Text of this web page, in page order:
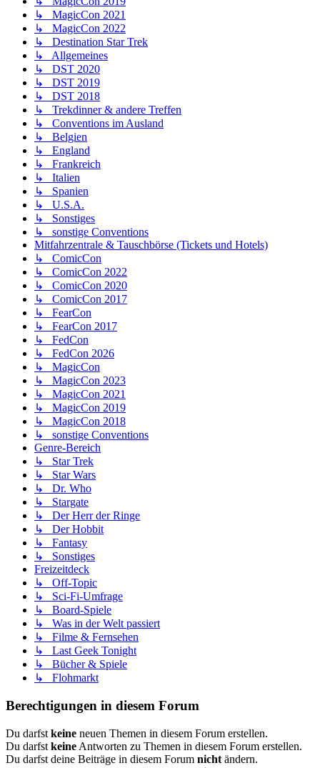
↳ MagicCon 2021
↳ MagicCon 2022
↳ Destination Star Trek
↳ Allgemeines
↳ DST 2020
↳ DST 2019
↳ DST 2018
↳ Trekdinner & andere Treffen
↳ Conventions im Ausland
↳ Belgien
↳ England
↳ Frankreich
↳ Italien
↳ Spanien
↳ U.S.A.
↳ Sonstiges
↳ sonstige Conventions
Mitfahrzentrale & Tauschbörse (Tickets und Hotels)
↳ ComicCon
↳ ComicCon 2022
↳ ComicCon 2020
↳ ComicCon 2017
↳ FearCon
↳ FearCon 2017
↳ FedCon
↳ FedCon 2026
↳ MagicCon
↳ MagicCon 2023
↳ MagicCon 2021
↳ MagicCon 2019
↳ MagicCon 2018
↳ sonstige Conventions
Genre-Bereich
↳ Star Trek
↳ Star Wars
↳ Dr. Who
↳ Stargate
↳ Der Herr der Ringe
↳ Der Hobbit
↳ Fantasy
↳ Sonstiges
Freizeitdeck
↳ Off-Topic
↳ Sci-Fi-Umfrage
↳ Board-Spiele
↳ Was in der Welt passiert
↳ Filme & Fernsehen
↳ Last Geek Tonight
↳ Bücher & Spiele
↳ Flohmarkt
Berechtigungen in diesem Forum
Du darfst keine neuen Themen in diesem Forum erstellen.
Du darfst keine Antworten zu Themen in diesem Forum erstellen.
Du darfst deine Beiträge in diesem Forum nicht ändern.